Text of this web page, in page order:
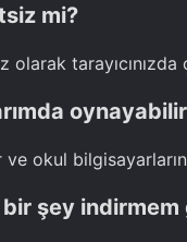
mi?
okul
şey indirmem